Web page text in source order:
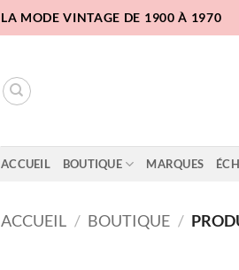
LA MODE VINTAGE DE 1900 À 1970
ACCUEIL BOUTIQUE MARQUES
ACCUEIL / BOUTIQUE /